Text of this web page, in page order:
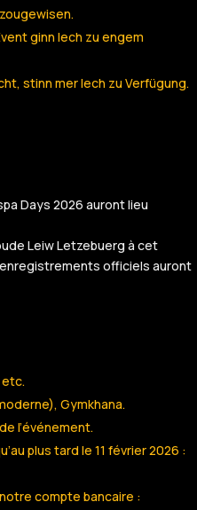
ginn Iech zu engem
stinn mer Iech zu Verfügung.
Days 2026 auront lieu
Leiw Letzebuerg à cet
officiels auront
Gymkhana.
l’événement.
plus tard le 11 février 2026 :
compte bancaire :